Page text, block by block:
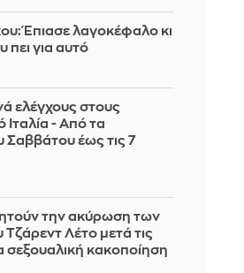
Έπιασε λαγοκέφαλο κι
πει για αυτό
ελέγχους στους
Ιταλία - Από τα
Σαββάτου έως τις 7
την ακύρωση των
Λέτο μετά τις
σεξουαλική κακοποίηση